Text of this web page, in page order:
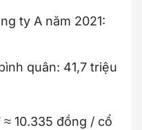
ty A năm 2021:
quân: 41,7 triệu
≈ 10.335 đồng / cổ